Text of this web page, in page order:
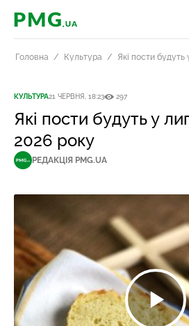
PMG.ua
Головна Культура Які пости будуть
КУЛЬТУРА21 ЧЕРВНЯ, 18:23 297
Які пости будуть у
2026 року
РЕДАКЦІЯ PMG.UA